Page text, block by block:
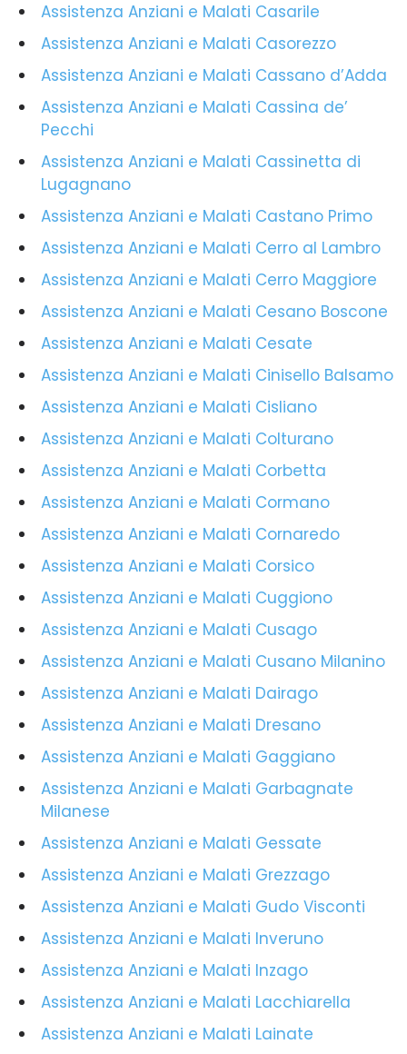
Assistenza Anziani e Malati Casarile
Assistenza Anziani e Malati Casorezzo
Assistenza Anziani e Malati Cassano d’Adda
Assistenza Anziani e Malati Cassina de’
Pecchi
Assistenza Anziani e Malati Cassinetta di
Lugagnano
Assistenza Anziani e Malati Castano Primo
Assistenza Anziani e Malati Cerro al Lambro
Assistenza Anziani e Malati Cerro Maggiore
Assistenza Anziani e Malati Cesano Boscone
Assistenza Anziani e Malati Cesate
Assistenza Anziani e Malati Cinisello Balsamo
Assistenza Anziani e Malati Cisliano
Assistenza Anziani e Malati Colturano
Assistenza Anziani e Malati Corbetta
Assistenza Anziani e Malati Cormano
Assistenza Anziani e Malati Cornaredo
Assistenza Anziani e Malati Corsico
Assistenza Anziani e Malati Cuggiono
Assistenza Anziani e Malati Cusago
Assistenza Anziani e Malati Cusano Milanino
Assistenza Anziani e Malati Dairago
Assistenza Anziani e Malati Dresano
Assistenza Anziani e Malati Gaggiano
Assistenza Anziani e Malati Garbagnate
Milanese
Assistenza Anziani e Malati Gessate
Assistenza Anziani e Malati Grezzago
Assistenza Anziani e Malati Gudo Visconti
Assistenza Anziani e Malati Inveruno
Assistenza Anziani e Malati Inzago
Assistenza Anziani e Malati Lacchiarella
Assistenza Anziani e Malati Lainate